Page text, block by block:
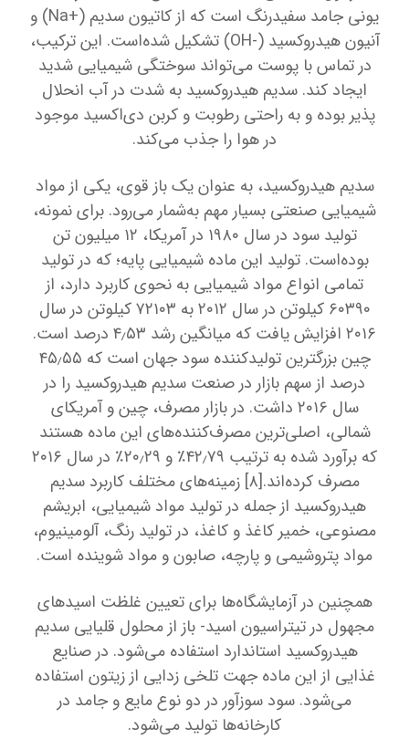
یونی جامد سفیدرنگ است که از کاتیون سدیم (+Na) و
آنیون هیدروکسید (-OH) تشکیل شده‌است. این ترکیب،
در تماس با پوست می‌تواند سوختگی شیمیایی شدید
ایجاد کند. سدیم هیدروکسید به شدت در آب انحلال
پذیر بوده و به راحتی رطوبت و کربن دی‌اکسید موجود
در هوا را جذب می‌کند.
سدیم هیدروکسید، به عنوان یک باز قوی، یکی از مواد
شیمیایی صنعتی بسیار مهم به‌شمار می‌رود. برای نمونه،
تولید سود در سال ۱۹۸۰ در آمریکا، ۱۲ میلیون تن
بوده‌است. تولید این ماده شیمیایی پایه؛ که در تولید
تمامی انواع مواد شیمیایی به نحوی کاربرد دارد، از
۶۰۳۹۰ کیلوتن در سال ۲۰۱۲ به ۷۲۱۰۳ کیلوتن در سال
۲۰۱۶ افزایش یافت که میانگین رشد ۴٫۵۳ درصد است.
چین بزرگترین تولیدکننده سود جهان است که ۴۵٫۵۵
درصد از سهم بازار در صنعت سدیم هیدروکسید را در
سال ۲۰۱۶ داشت. در بازار مصرف، چین و آمریکای
شمالی، اصلی‌ترین مصرف‌کننده‌های این ماده هستند
که برآورد شده به ترتیب ۴۲٫۷۹٪ و ۲۰٫۲۹٪ در سال ۲۰۱۶
مصرف کرده‌اند.[۸] زمینه‌های مختلف کاربرد سدیم
هیدروکسید از جمله در تولید مواد شیمیایی، ابریشم
مصنوعی، خمیر کاغذ و کاغذ، در تولید رنگ، آلومینیوم،
مواد پتروشیمی و پارچه، صابون و مواد شوینده است.
همچنین در آزمایشگاه‌ها برای تعیین غلظت اسیدهای
مجهول در تیتراسیون اسید- باز از محلول قلیایی سدیم
هیدروکسید استاندارد استفاده می‌شود. در صنایع
غذایی از این ماده جهت تلخی زدایی از زیتون استفاده
می‌شود. سود سوزآور در دو نوع مایع و جامد در
کارخانه‌ها تولید می‌شود.